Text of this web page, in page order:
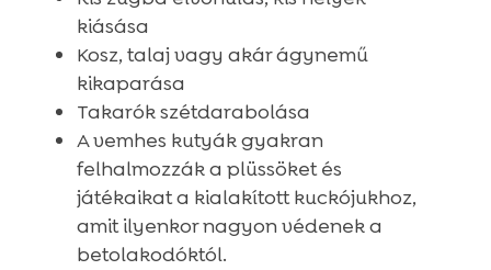
kiásása
Kosz, talaj vagy akár ágynemű
kikaparása
Takarók szétdarabolása
A vemhes kutyák gyakran
felhalmozzák a plüssöket és
játékaikat a kialakított kuckójukhoz,
amit ilyenkor nagyon védenek a
betolakodóktól.